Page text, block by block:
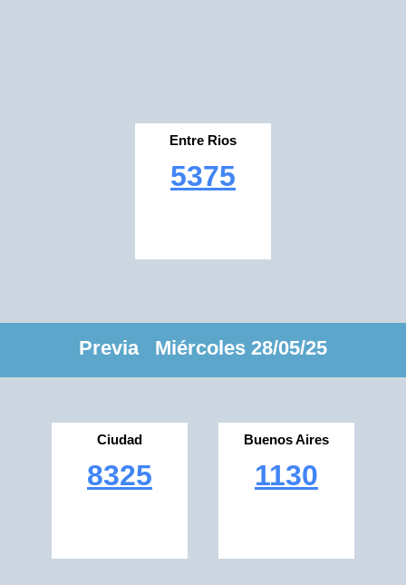
Entre Rios
5375
Previa Miércoles 28/05/25
Ciudad
8325
Buenos Aires
1130